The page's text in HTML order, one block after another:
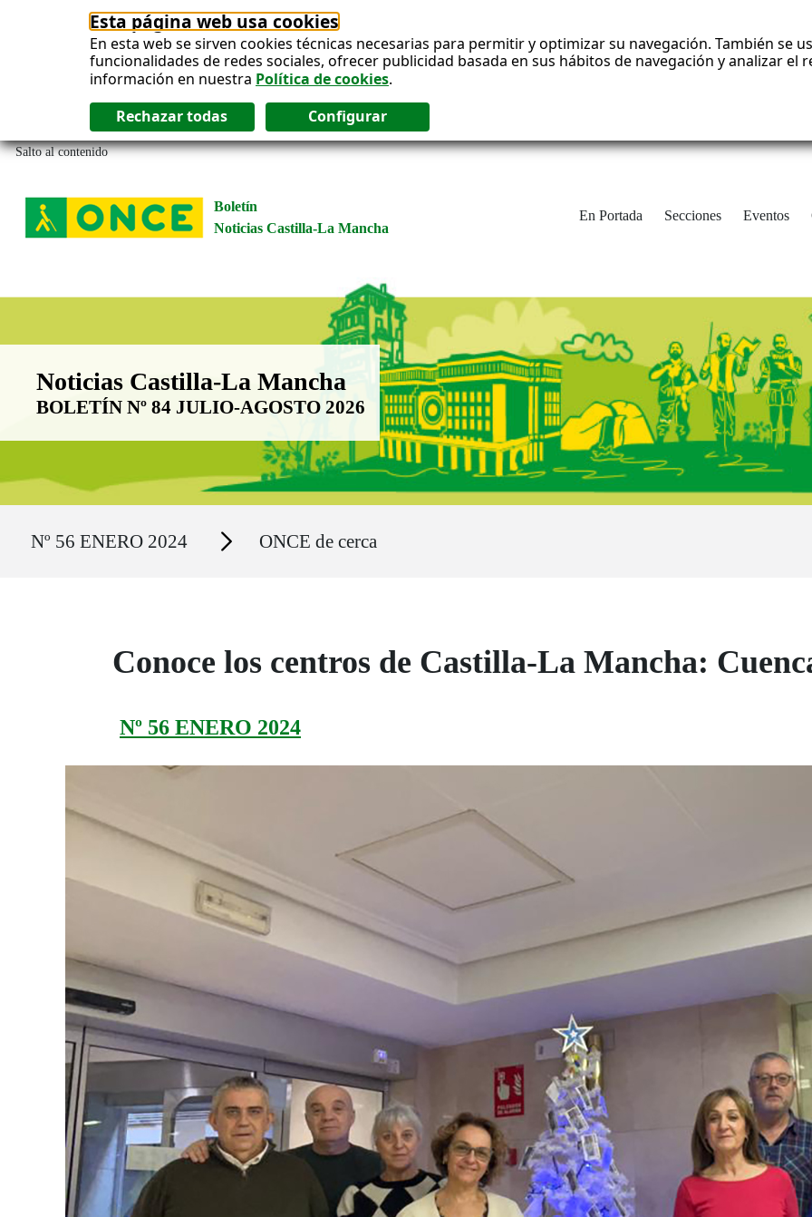
Esta página web usa cookies
En esta web se sirven cookies técnicas necesarias para permitir y optimizar su navegación. También se
funcionalidades de redes sociales, ofrecer publicidad basada en sus hábitos de navegación y analizar
información en nuestra Política de cookies.
Salto al contenido
Boletín
Noticias Castilla-La Mancha
En Portada Secciones Eventos
Boletín Noticias Castilla-La Mancha
Noticias Castilla-La Mancha
BOLETÍN Nº 84 JULIO-AGOSTO 2026
Nº 56 ENERO 2024 Secciones ONCE de cerca
Conoce los centros de Castilla-La Mancha:
Nº 56 ENERO 2024